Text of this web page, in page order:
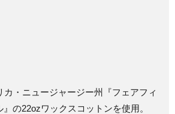
・ニュージャージー州『フェアフィ
の22ozワックスコットンを使用。